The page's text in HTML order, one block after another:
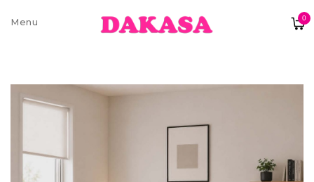
0
Sobre nós
Pagamentos e Envios